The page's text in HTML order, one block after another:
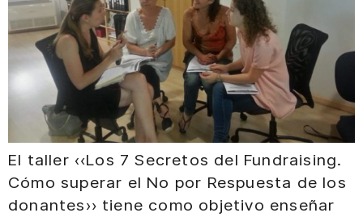
El taller «Los 7 Secretos del Fundraising.
Cómo superar el No por Respuesta de los
donantes» tiene como objetivo enseñar